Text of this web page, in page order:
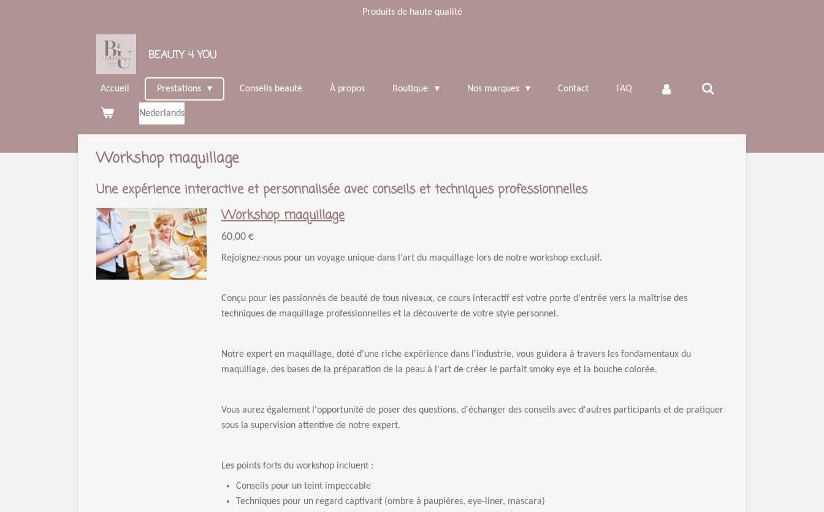
Produits de haute qualité
BEAUTY 4 YOU
Accueil Prestations Conseils beauté À propos Boutique Nos marques Contact FAQ
Nederlands
Workshop maquillage
Une expérience interactive et personnalisée avec conseils et techniques professionnelles
Workshop maquillage
60,00 €
Rejoignez-nous pour un voyage unique dans l'art du maquillage lors de notre workshop exclusif.
Conçu pour les passionnés de beauté de tous niveaux, ce cours interactif est votre porte d'entrée vers la maîtrise des
techniques de maquillage professionnelles et la découverte de votre style personnel.
Notre expert en maquillage, doté d'une riche expérience dans l'industrie, vous guidera à travers les fondamentaux du
maquillage, des bases de la préparation de la peau à l'art de créer le parfait smoky eye et la bouche colorée.
Vous aurez également l'opportunité de poser des questions, d'échanger des conseils avec d'autres participants et de pratiquer
sous la supervision attentive de notre expert.
Les points forts du workshop incluent :
Conseils pour un teint impeccable
Techniques pour un regard captivant (ombre à paupières, eye-liner, mascara)